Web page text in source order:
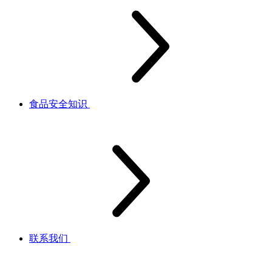
食品安全知识
联系我们